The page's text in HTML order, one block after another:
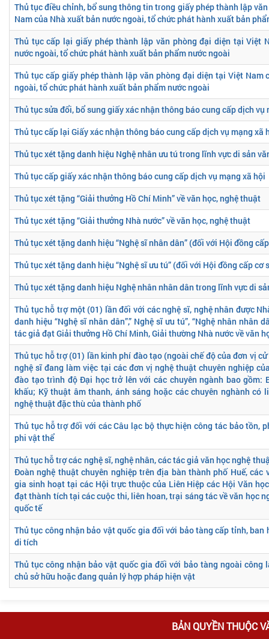
Thủ tục điều chỉnh, bổ sung thông tin trong giấy phép thành lập
Nam của Nhà xuất bản nước ngoài, tổ chức phát hành xuất bản
Thủ tục cấp lại giấy phép thành lập văn phòng đại diện tại Việt
nước ngoài, tổ chức phát hành xuất bản phẩm nước ngoài
Thủ tục cấp giấy phép thành lập văn phòng đại diện tại Việt Nam
ngoài, tổ chức phát hành xuất bản phẩm nước ngoài
Thủ tục sửa đổi, bổ sung giấy xác nhận thông báo cung cấp dịch vụ
Thủ tục cấp lại Giấy xác nhận thông báo cung cấp dịch vụ mạng xã
Thủ tục xét tặng danh hiệu Nghệ nhân ưu tú trong lĩnh vực di sản
Thủ tục cấp giấy xác nhận thông báo cung cấp dịch vụ mạng xã hội
Thủ tục xét tặng “Giải thưởng Hồ Chí Minh” về văn học, nghệ thuật
Thủ tục xét tặng “Giải thưởng Nhà nước” về văn học, nghệ thuật
Thủ tục xét tặng danh hiệu “Nghệ sĩ nhân dân” (đối với Hội đồng
Thủ tục xét tặng danh hiệu “Nghệ sĩ ưu tú” (đối với Hội đồng cấp cơ
Thủ tục xét tặng danh hiệu Nghệ nhân nhân dân trong lĩnh vực di
Thủ tục hỗ trợ một (01) lần đối với các nghệ sĩ, nghệ nhân được
danh hiệu “Nghệ sĩ nhân dân”,” Nghệ sĩ ưu tú”, “Nghệ nhân nhân
tác giả đạt Giải thưởng Hồ Chí Minh, Giải thường Nhà nước về văn
Thủ tục hỗ trợ (01) lần kinh phí đào tạo (ngoài chế độ của đơn vị
nghệ sĩ đang làm việc tại các đơn vị nghệ thuật chuyên nghiệp
đào tạo trình độ Đại học trở lên với các chuyên ngành bao gồm:
khấu; Kỹ thuật âm thanh, ánh sáng hoặc các chuyên nghành có
nghệ thuật đặc thù của thành phố
Thủ tục hỗ trợ đối với các Câu lạc bộ thực hiện công tác bảo tồn,
phi vật thể
Thủ tục hỗ trợ các nghệ sĩ, nghệ nhân, các tác giả văn học nghệ
Đoàn nghệ thuật chuyên nghiệp trên địa bàn thành phố Huế, các
gia sinh hoạt tại các Hội trực thuộc của Liên Hiệp các Hội Văn
đạt thành tích tại các cuộc thi, liên hoan, trại sáng tác về văn học
quốc tế
Thủ tục công nhận bảo vật quốc gia đối với bảo tàng cấp tỉnh, ban
di tích
Thủ tục công nhận bảo vật quốc gia đối với bảo tàng ngoài công
chủ sở hữu hoặc đang quản lý hợp pháp hiện vật
BẢN QUYỀN THUỘC